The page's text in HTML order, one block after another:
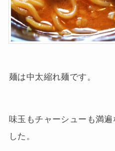
麺は中太縮れ麺です。
味玉もチャーシューも満
した。